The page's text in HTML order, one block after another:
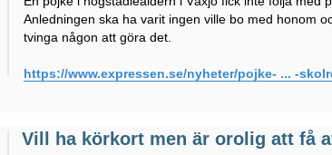
Anledningen ska ha varit ingen ville bo med honom
tvinga någon att göra det.
https://www.expressen.se/nyheter/pojke- ... -
Vill ha körkort men är orolig att få